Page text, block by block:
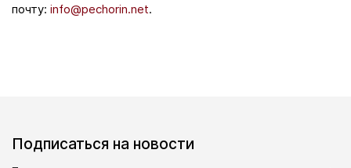
почту: info@pechorin.net.
Подписаться на новости